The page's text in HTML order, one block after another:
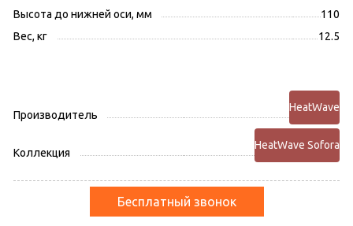
Высота до нижней оси, мм
110
Вес, кг
12.5
Производитель
HeatWave
Коллекция
HeatWave Sofora
Бесплатный звонок